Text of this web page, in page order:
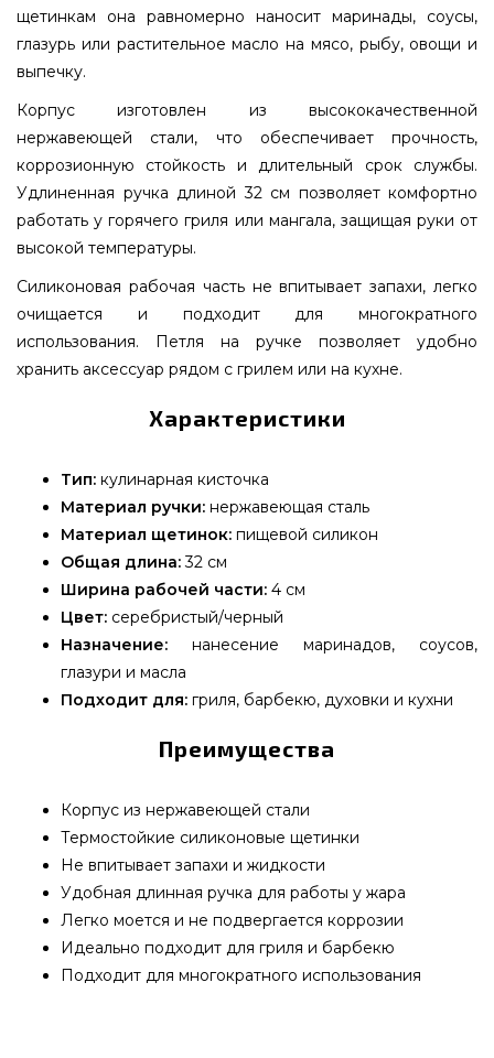
щетинкам она равномерно наносит маринады, соусы,
глазурь или растительное масло на мясо, рыбу, овощи и
выпечку.
Корпус изготовлен из высококачественной
нержавеющей стали, что обеспечивает прочность,
коррозионную стойкость и длительный срок службы.
Удлиненная ручка длиной 32 см позволяет комфортно
работать у горячего гриля или мангала, защищая руки от
высокой температуры.
Силиконовая рабочая часть не впитывает запахи, легко
очищается и подходит для многократного
использования. Петля на ручке позволяет удобно
хранить аксессуар рядом с грилем или на кухне.
Характеристики
Тип: кулинарная кисточка
Материал ручки: нержавеющая сталь
Материал щетинок: пищевой силикон
Общая длина:32 см
Ширина рабочей части: 4 см
Цвет: серебристый/черный
Назначение: нанесение маринадов, соусов,
глазури и масла
Подходит для: гриля, барбекю, духовки и кухни
Преимущества
Корпус из нержавеющей стали
Термостойкие силиконовые щетинки
Не впитывает запахи и жидкости
Удобная длинная ручка для работы у жара
Легко моется и не подвергается коррозии
Идеально подходит для гриля и барбекю
Подходит для многократного использования